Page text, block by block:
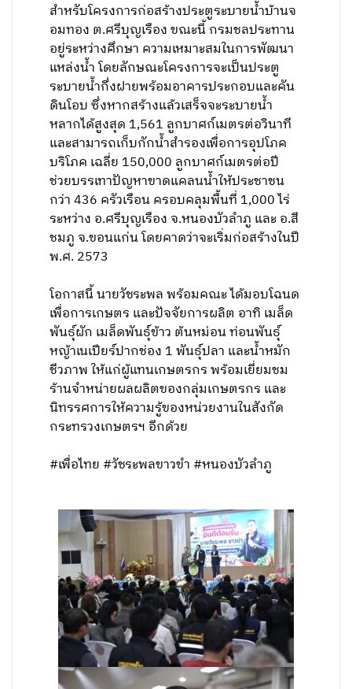
สำหรับโครงการก่อสร้างประตูระบายน้ำบ้านจ
อมทอง ต.ศรีบุญเรือง ขณะนี้ กรมชลประทาน
อยู่ระหว่างศึกษา ความเหมาะสมในการพัฒนา
แหล่งน้ำ โดยลักษณะโครงการจะเป็นประตู
ระบายน้ำกึ่งฝายพร้อมอาคารประกอบและคัน
ดินโอบ ซึ่งหากสร้างแล้วเสร็จจะระบายน้ำ
หลากได้สูงสุด 1,561 ลูกบาศก์เมตรต่อวินาที
และสามารถเก็บกักน้ำสำรองเพื่อการอุปโภค
บริโภค เฉลี่ย 150,000 ลูกบาศก์เมตรต่อปี
ช่วยบรรเทาปัญหาขาดแคลนน้ำให้ประชาชน
กว่า 436 ครัวเรือน ครอบคลุมพื้นที่ 1,000 ไร่
ระหว่าง อ.ศรีบุญเรือง จ.หนองบัวลำภู และ อ.สี
ชมภู จ.ขอนแก่น โดยคาดว่าจะเริ่มก่อสร้างในปี
พ.ศ. 2573
โอกาสนี้ นายวัชระพล พร้อมคณะ ได้มอบโฉนด
เพื่อการเกษตร และปัจจัยการผลิต อาทิ เมล็ด
พันธุ์ผัก เมล็ดพันธุ์ข้าว ต้นหม่อน ท่อนพันธุ์
หญ้าเนเปียร์ปากช่อง 1 พันธุ์ปลา และน้ำหมัก
ชีวภาพ ให้แก่ผู้แทนเกษตรกร พร้อมเยี่ยมชม
ร้านจำหน่ายผลผลิตของกลุ่มเกษตรกร และ
นิทรรศการให้ความรู้ของหน่วยงานในสังกัด
กระทรวงเกษตรฯ อีกด้วย
#เพื่อไทย #วัชระพลขาวขำ #หนองบัวลำภู